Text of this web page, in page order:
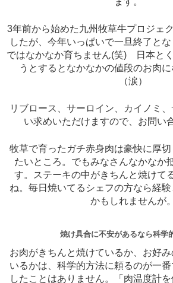
3年前から始めた九州牧草牛プロジェ
したが、今年いっぱいで一旦終了と
ではなかなか育ちません(笑) 日本と
うとするとなかなかの値段のお肉
（涙）
リブロース、サーロイン、カイノミ
い求めいただけますので、お問い
牧草で育ったガチ赤身肉は豪快に厚
たいところ。でもみなさんなかなか
す。ステーキの中がきちんと焼けて
ね。毎日焼いてるシェフの方なら経
かもしれませんが。
焼け具合に不安があるなら科学
お肉がきちんと焼けているか、お好
いるかは、科学的方法に頼るのが一
したことはありません。「肉温度計